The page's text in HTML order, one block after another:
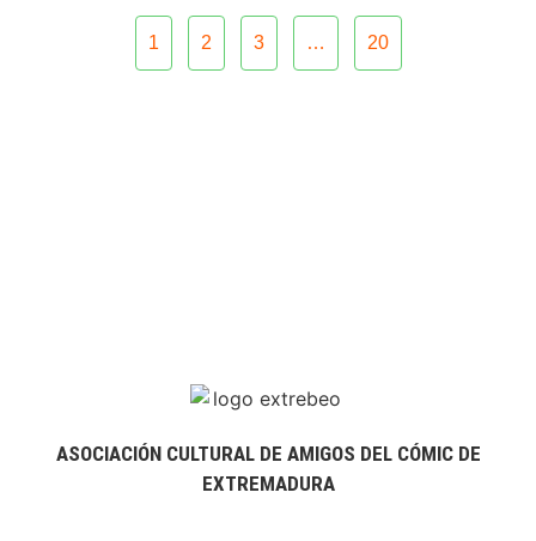
1 2 3 … 20
ASOCIACIÓN CULTURAL DE AMIGOS DEL CÓMIC DE
EXTREMADURA